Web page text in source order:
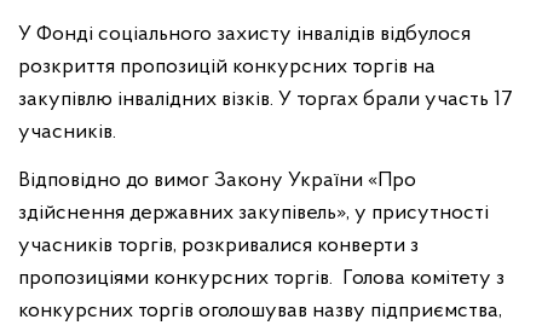
У Фонді соціального захисту інвалідів відбулося
розкриття пропозицій конкурсних торгів на
закупівлю інвалідних візків. У торгах брали участь 17
учасників.
Відповідно до вимог Закону України «Про
здійснення державних закупівель», у присутності
учасників торгів, розкривалися конверти з
пропозиціями конкурсних торгів. Голова комітету з
конкурсних торгів оголошував назву підприємства,